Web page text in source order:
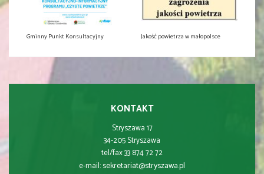
Gminny Punkt Konsultacyjny Jakość powietrza w małopolsce
KONTAKT
Stryszawa 17
34-205 Stryszawa
tel/fax 33 874 72 72
e-mail:sekretariat@stryszawa.pl